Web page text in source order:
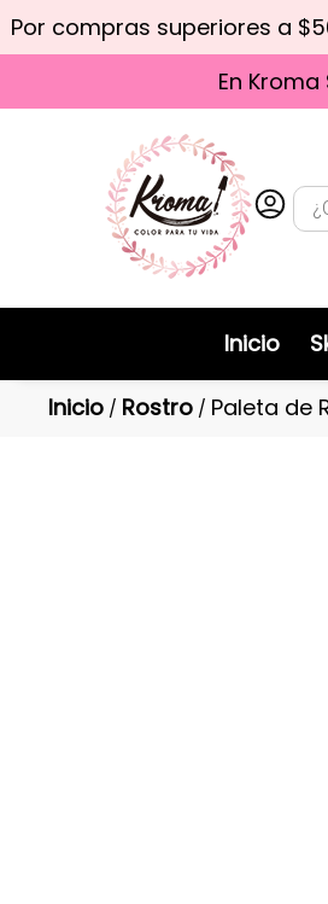
Por compras superiores a
En
Inicio
Inicio / Rostro / Paleta de